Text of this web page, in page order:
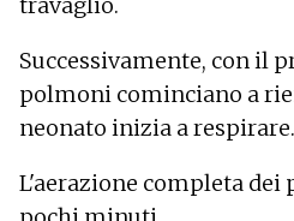
Successivamente, con il
polmoni cominciano a
neonato inizia a respirare.
L'aerazione completa